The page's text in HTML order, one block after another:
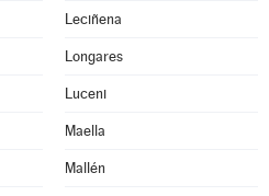
Leciñena
Longares
Luceni
Maella
Mallén